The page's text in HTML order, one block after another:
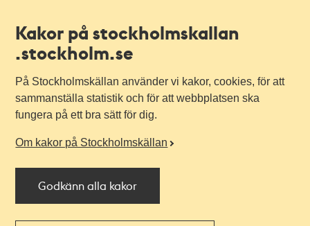
Kakor på stockholmskallan
.stockholm.se
På Stockholmskällan använder vi kakor, cookies, för att
sammanställa statistik och för att webbplatsen ska
fungera på ett bra sätt för dig.
Om kakor på Stockholmskällan
Godkänn alla kakor